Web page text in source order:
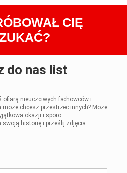
CIĘ
do nas list
ofiarą nieuczciwych fachowców i
może chcesz przestrzec innych? Może
okazji i sporo
swoją historię i prześlij zdjęcia.